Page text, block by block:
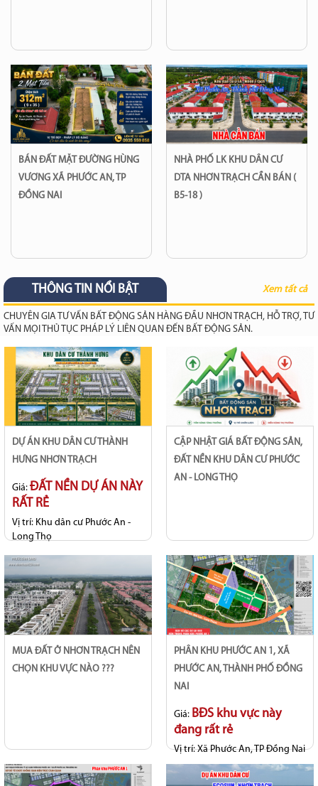
BÁN ĐẤT MẶT ĐƯỜNG HÙNG
VƯƠNG XÃ PHƯỚC AN, TP
ĐỒNG NAI
NHÀ PHỐ LK KHU DÂN CƯ
DTA NHƠN TRẠCH CẦN BÁN (
B5-18 )
THÔNG TIN NỔI BẬT
CHUYÊN GIA TƯ VẤN BẤT ĐỘNG SẢN HÀNG ĐẦU NHƠN TRẠCH, HỖ TRỢ, TƯ
VẤN MỌI THỦ TỤC PHÁP LÝ LIÊN QUAN ĐẾN BẤT ĐỘNG SẢN.
DỰ ÁN KHU DÂN CƯ THÀNH
HƯNG NHƠN TRẠCH
Giá: ĐẤT NỀN DỰ ÁN NÀY
RẤT RẺ
Vị trí: Khu dân cư Phước An -
Long Thọ
CẬP NHẬT GIÁ BẤT ĐỘNG SẢN,
ĐẤT NỀN KHU DÂN CƯ PHƯỚC
AN - LONG THỌ
MUA ĐẤT Ở NHƠN TRẠCH NÊN
CHỌN KHU VỰC NÀO ???
PHÂN KHU PHƯỚC AN 1, XÃ
PHƯỚC AN, THÀNH PHỐ ĐỒNG
NAI
Giá: BĐS khu vực này
đang rất rẻ
Vị trí:Xã Phước An, TP Đồng Nai
Xem tất cả